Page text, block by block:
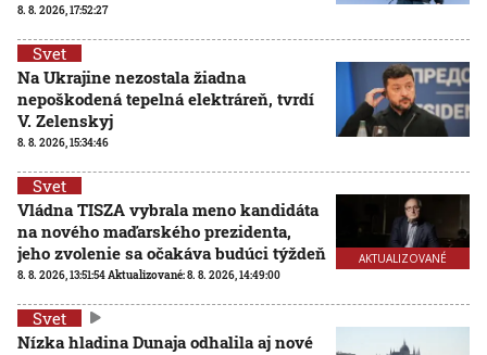
8. 8. 2026, 17:52:27
Svet
Na Ukrajine nezostala žiadna
nepoškodená tepelná elektráreň, tvrdí
V. Zelenskyj
8. 8. 2026, 15:34:46
AKTUALIZOVANÉ
Svet
Vládna TISZA vybrala meno kandidáta
na nového maďarského prezidenta,
jeho zvolenie sa očakáva budúci týždeň
8. 8. 2026, 13:51:54Aktualizované:8. 8. 2026, 14:49:00
Svet
Nízka hladina Dunaja odhalila aj nové